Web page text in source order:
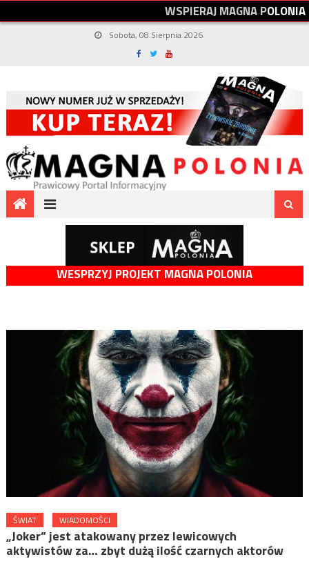
WSPIERAJMAGNAPOLONIA
Sobota, 08 Sierpnia 2026
WESPRZYJ PROJEKT MAGNA POLONIA
ŚWIAT WIADOMOŚCI
„Joker” jest atakowany przez lewicowych
aktywistów za… zbyt dużą ilość czarnych aktorów